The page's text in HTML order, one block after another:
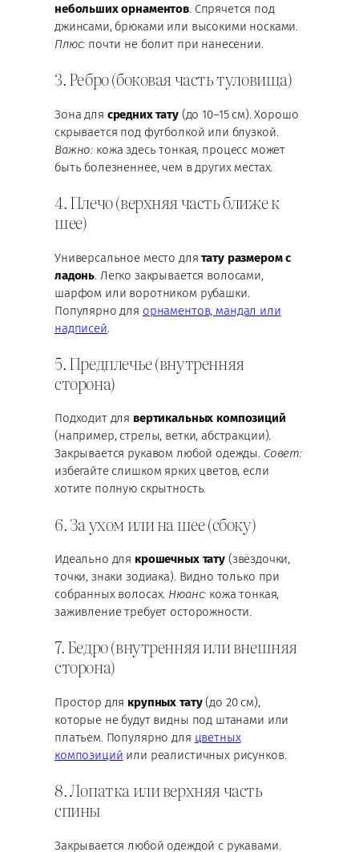
небольших орнаментов. Спрячется под
джинсами, брюками или высокими носками.
Плюс: почти не болит при нанесении.
3. Ребро (боковая часть туловища)
Зона для средних тату(до 10–15 см). Хорошо
скрывается под футболкой или блузкой.
Важно: кожа здесь тонкая, процесс может
быть болезненнее, чем в других местах.
4. Плечо (верхняя часть ближе к
шее)
Универсальное место длятату размером с
ладонь . Легко закрывается волосами,
шарфом или воротником рубашки.
Популярно для орнаментов, мандал или
надписей
5. Предплечье (внутренняя
сторона)
Подходит для вертикальных композиций
(например, стрелы, ветки, абстракции).
Закрывается рукавом любой одежды. Совет:
избегайте слишком ярких цветов, если
хотите полную скрытность.
6. За ухом или на шее (сбоку)
Идеально для крошечных тату(звёздочки,
точки, знаки зодиака). Видно только при
собранных волосах. Нюанс: кожа тонкая,
заживление требует осторожности.
7. Бедро (внутренняя или внешняя
сторона)
Простор для крупных тату(до 20 см),
которые не будут видны под штанами или
платьем. Популярно для цветных
композиций или реалистичных рисунков.
8. Лопатка или верхняя часть
спины
Закрывается любой одеждой с рукавами.